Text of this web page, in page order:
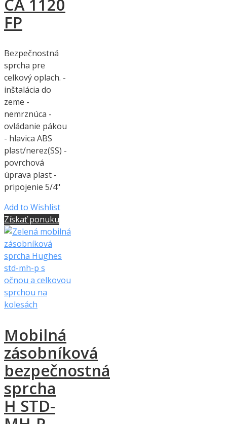
CA 1120
FP
Bezpečnostná
sprcha pre
celkový oplach. -
inštalácia do
zeme -
nemrznúca -
ovládanie pákou
- hlavica ABS
plast/nerez(SS) -
povrchová
úprava plast -
pripojenie 5/4"
Add to Wishlist
Získať ponuku
Mobilná
zásobníková
bezpečnostná
sprcha
H STD-